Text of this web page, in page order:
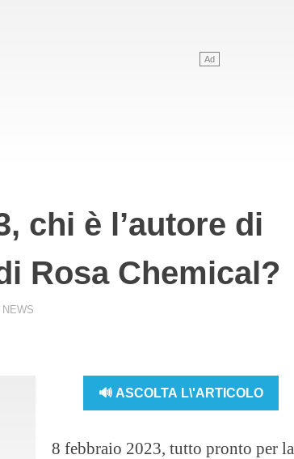
chi è l’autore di
Rosa Chemical?
NEWS
🔊 ASCOLTA L\'ARTICOLO
8 febbraio 2023, tutto pronto per la